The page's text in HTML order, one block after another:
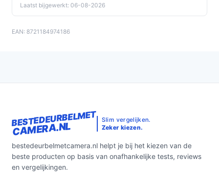
adapters?
De Dutchers® adapter biedt een stabielere
stroomvoorziening en is gemakkelijker te installeren
jouw videodeurbel. Geen gedoe meer met batterijen en
altijd verzekerd van een functionerende deurbel.
Ontdek alle specificaties en vergelijk prijzen op
bestedeurbelmetcamera.nl. Kies bewust wat perfect
Laatst bijgewerkt: 06-08-2026
EAN: 8721184974186
BESTEDEURBELMET
CAMERA.NL
Slim vergelijken.
Zeker kiezen.
bestedeurbelmetcamera.nl helpt je bij het kiezen van de
beste producten op basis van onafhankelijke tests, reviews
en vergelijkingen.